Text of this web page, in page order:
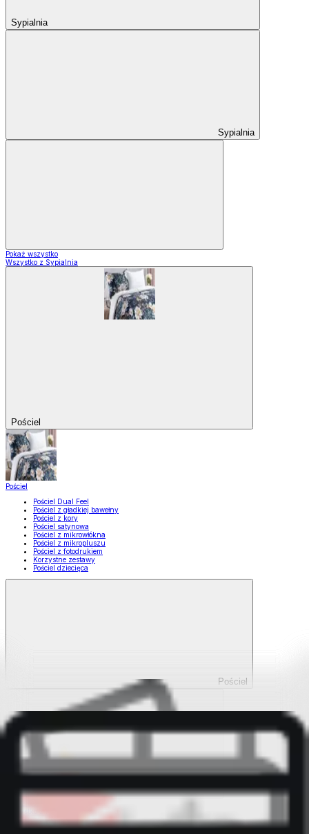
Sypialnia
Sypialnia
Pokaż wszystko
Wszystko z Sypialnia
Pościel
Pościel
Pościel Dual Feel
Pościel z gładkiej bawełny
Pościel z kory
Pościel satynowa
Pościel z mikrowłókna
Pościel z mikropluszu
Pościel z fotodrukiem
Korzystne zestawy
Pościel dziecięca
Pościel